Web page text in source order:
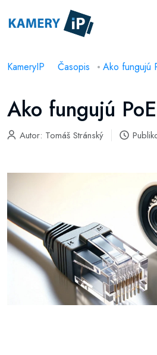
KameryIP Časopis Ako fungujú
Ako fungujú
Autor: Tomáš Stránský